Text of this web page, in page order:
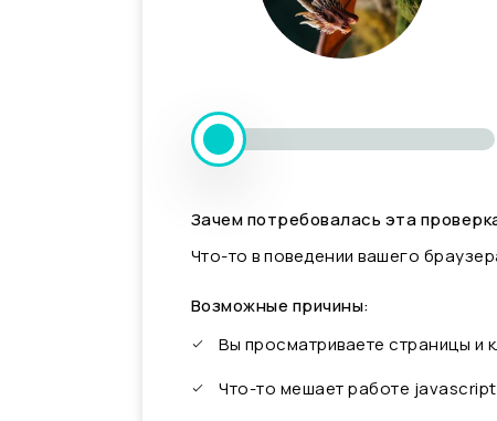
Зачем потребовалась эта
Что-то в поведении вашего
Возможные причины:
Вы просматриваете страницы
Что-то мешает работе